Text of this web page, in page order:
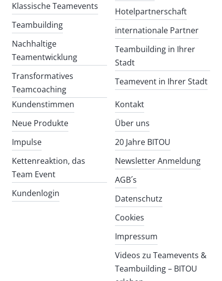
Klassische Teamevents
Teambuilding
Nachhaltige
Teamentwicklung
Transformatives
Teamcoaching
Hotelpartnerschaft
internationale Partner
Teambuilding in Ihrer
Stadt
Teamevent in Ihrer Stadt
Kundenstimmen
Neue Produkte
Impulse
Kettenreaktion, das
Team Event
Kundenlogin
Kontakt
Über uns
20 Jahre BITOU
Newsletter Anmeldung
AGB´s
Datenschutz
Cookies
Impressum
Videos zu Teamevents &
Teambuilding – BITOU